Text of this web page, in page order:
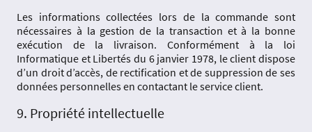
Les informations collectées lors de la commande sont
nécessaires à la gestion de la transaction et à la bonne
exécution de la livraison. Conformément à la loi
Informatique et Libertés du 6 janvier 1978, le client dispose
d’un droit d’accès, de rectification et de suppression de ses
données personnelles en contactant le service client.
9. Propriété intellectuelle